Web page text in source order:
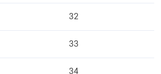
32
33
34